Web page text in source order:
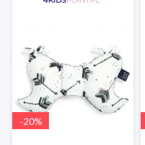
-20%